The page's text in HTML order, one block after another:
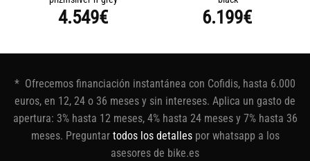
4.549€ 6.199€
* Ofrecemos financiación instantánea con Cofidis, hasta 6.000
euros, en 12, 24 o 36 meses y sin intereses. Aplica un gasto de
apertura: 3% hasta 12 meses, 4% hasta 24 meses y 7% hasta 36
meses. Preguntar todos los detallespor whatsapp a los
asesores de bike.es